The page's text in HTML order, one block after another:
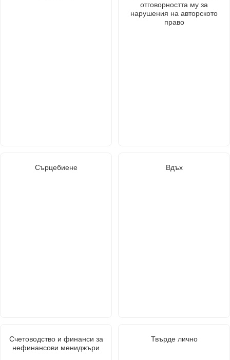
отговорността му за
нарушения на авторското
право
Сърцебиене Вдъх
Счетоводство и финанси за
нефинансови мениджъри
Твърде лично